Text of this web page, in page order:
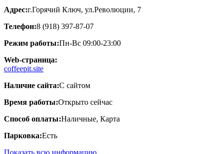
Адрес:г.Горячий Ключ, ул.Революции, 7
Телефон:8 (918) 397-87-07
Режим работы:Пн-Вс 09:00-23:00
Web-страница:
coffeepit.site
Наличие сайта:С сайтом
Время работы:Открыто сейчас
Способ оплаты:Наличные, Карта
Парковка:Есть
Показать всю информацию